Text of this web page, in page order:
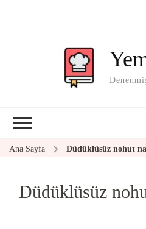
Ana Sayfa Düdüklüsüz nohut
Düdüklüsüz